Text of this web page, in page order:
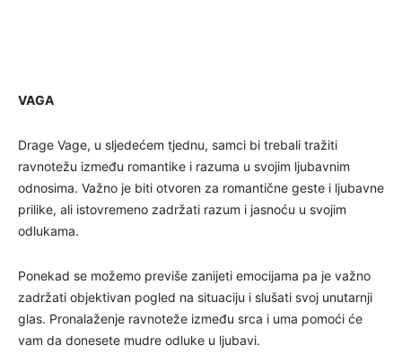
VAGA
Drage Vage, u sljedećem tjednu, samci bi trebali tražiti
ravnotežu između romantike i razuma u svojim ljubavnim
odnosima. Važno je biti otvoren za romantične geste i ljubavne
prilike, ali istovremeno zadržati razum i jasnoću u svojim
odlukama.
Ponekad se možemo previše zanijeti emocijama pa je važno
zadržati objektivan pogled na situaciju i slušati svoj unutarnji
glas. Pronalaženje ravnoteže između srca i uma pomoći će
vam da donesete mudre odluke u ljubavi.